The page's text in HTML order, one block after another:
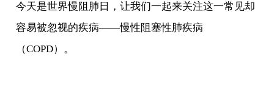
今天是世界慢阻肺日，让我们一起来关注这一常见却
容易被忽视的疾病——慢性阻塞性肺疾病
（COPD）。